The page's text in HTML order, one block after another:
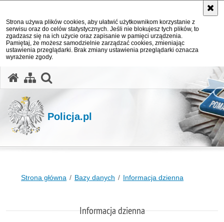
Strona używa plików cookies, aby ułatwić użytkownikom korzystanie z
serwisu oraz do celów statystycznych. Jeśli nie blokujesz tych plików, to
zgadzasz się na ich użycie oraz zapisanie w pamięci urządzenia.
Pamiętaj, że możesz samodzielnie zarządzać cookies, zmieniając
ustawienia przeglądarki. Brak zmiany ustawienia przeglądarki oznacza
wyrażenie zgody.
Policja.pl
Strona główna Bazy danych Informacja dzienna
Informacja dzienna